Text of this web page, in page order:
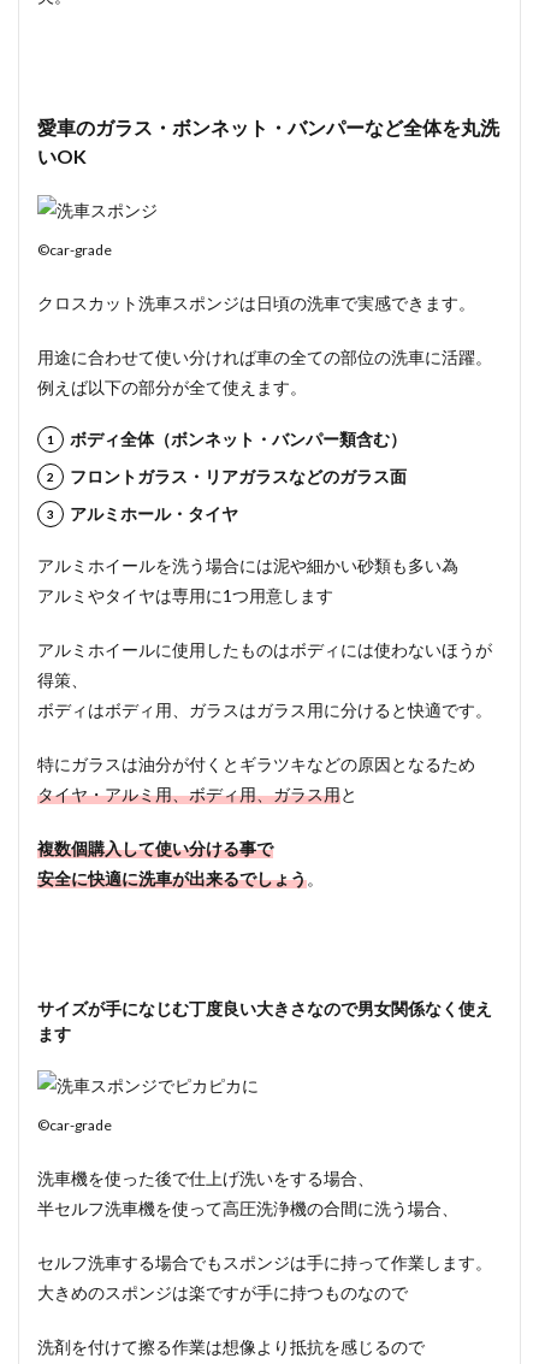
愛車のガラス・ボンネット・バンパーなど全体を丸洗
いOK
©car-grade
クロスカット洗車スポンジは日頃の洗車で実感できます。
用途に合わせて使い分ければ車の全ての部位の洗車に活躍。
例えば以下の部分が全て使えます。
ボディ全体（ボンネット・バンパー類含む）
フロントガラス・リアガラスなどのガラス面
アルミホール・タイヤ
アルミホイールを洗う場合には泥や細かい砂類も多い為
アルミやタイヤは専用に1つ用意します
アルミホイールに使用したものはボディには使わないほうが
得策、
ボディはボディ用、ガラスはガラス用に分けると快適です。
特にガラスは油分が付くとギラツキなどの原因となるため
タイヤ・アルミ用、ボディ用、ガラス用と
複数個購入して使い分ける事で
安全に快適に洗車が出来るでしょう。
サイズが手になじむ丁度良い大きさなので男女関係なく使え
ます
©car-grade
洗車機を使った後で仕上げ洗いをする場合、
半セルフ洗車機を使って高圧洗浄機の合間に洗う場合、
セルフ洗車する場合でも スポンジは手に持って作業します。
大きめのスポンジは楽ですが手に持つものなので
洗剤を付けて擦る作業は想像より抵抗を感じるので